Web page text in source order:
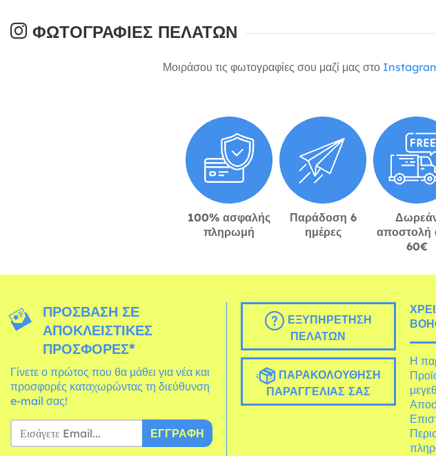
ΦΩΤΟΓΡΑΦΊΕΣ ΠΕΛΑΤΏΝ
Μοιράσου τις φωτογραφίες σου μαζί μας στο
100% ασφαλής
πληρωμή
Παράδοση 6
ημέρες
αποστολή
60€
ΠΡΌΣΒΑΣΗ ΣΕ
ΑΠΟΚΛΕΙΣΤΙΚΈΣ
ΠΡΟΣΦΟΡΈΣ*
Γίνετε ο πρώτος που θα μάθει για νέα και
προσφορές καταχωρώντας τη διεύθυνση
e-mail σας!
ΕΓΓΡΑΦΉ
ΕΞΥΠΗΡΈΤΗΣΗ
ΠΕΛΑΤΏΝ
ΠΑΡΑΚΟΛΟΎΘΗΣΗ
ΠΑΡΑΓΓΕΛΊΑΣ ΣΑΣ
Η